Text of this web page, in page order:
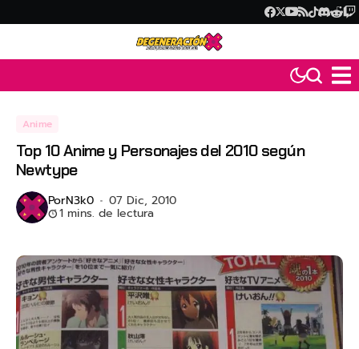
Anime
Top 10 Anime y Personajes del 2010 según
Newtype
PorN3k0 07 Dic, 2010
1 mins. de lectura